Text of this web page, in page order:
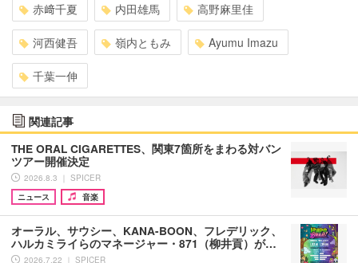
赤﨑千夏 内田雄馬 高野麻里佳
河西健吾 嶺内ともみ Ayumu Imazu
千葉一伸
関連記事
THE ORAL CIGARETTES、関東7箇所をまわる対バン
ツアー開催決定
2026.8.3 ｜ SPICER
ニュース
音楽
オーラル、サウシー、KANA-BOON、フレデリック、
ハルカミライらのマネージャー・871（柳井貢）が…
2026.7.22 ｜ SPICER